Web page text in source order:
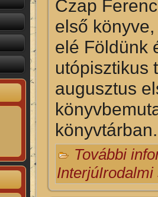
Czap
első
elé Földünk
utópisztikus
augusztus
További
InterjúIrodalmi